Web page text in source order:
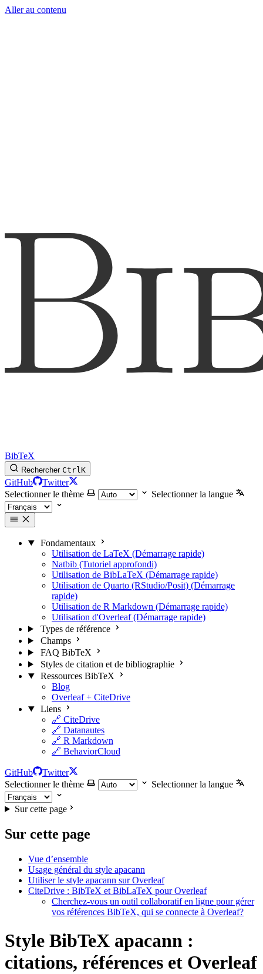
Aller au contenu
BibTeX
Rechercher CtrlK
GitHub
Twitter
Selectionner le thème
Selectionner la langue
Fondamentaux
Utilisation de LaTeX (Démarrage rapide)
Natbib (Tutoriel approfondi)
Utilisation de BibLaTeX (Démarrage rapide)
Utilisation de Quarto (RStudio/Posit) (Démarrage
rapide)
Utilisation de R Markdown (Démarrage rapide)
Utilisation d'Overleaf (Démarrage rapide)
Types de référence
Champs
FAQ BibTeX
Styles de citation et de bibliographie
Ressources BibTeX
Blog
Overleaf + CiteDrive
Liens
🔗 CiteDrive
🔗 Datanautes
🔗 R Markdown
🔗 BehaviorCloud
GitHub
Twitter
Selectionner le thème
Selectionner la langue
Sur cette page
Sur cette page
Vue d’ensemble
Usage général du style apacann
Utiliser le style apacann sur Overleaf
CiteDrive : BibTeX et BibLaTeX pour Overleaf
Cherchez-vous un outil collaboratif en ligne pour gérer
vos références BibTeX, qui se connecte à Overleaf?
Style BibTeX apacann :
citations, références et Overleaf